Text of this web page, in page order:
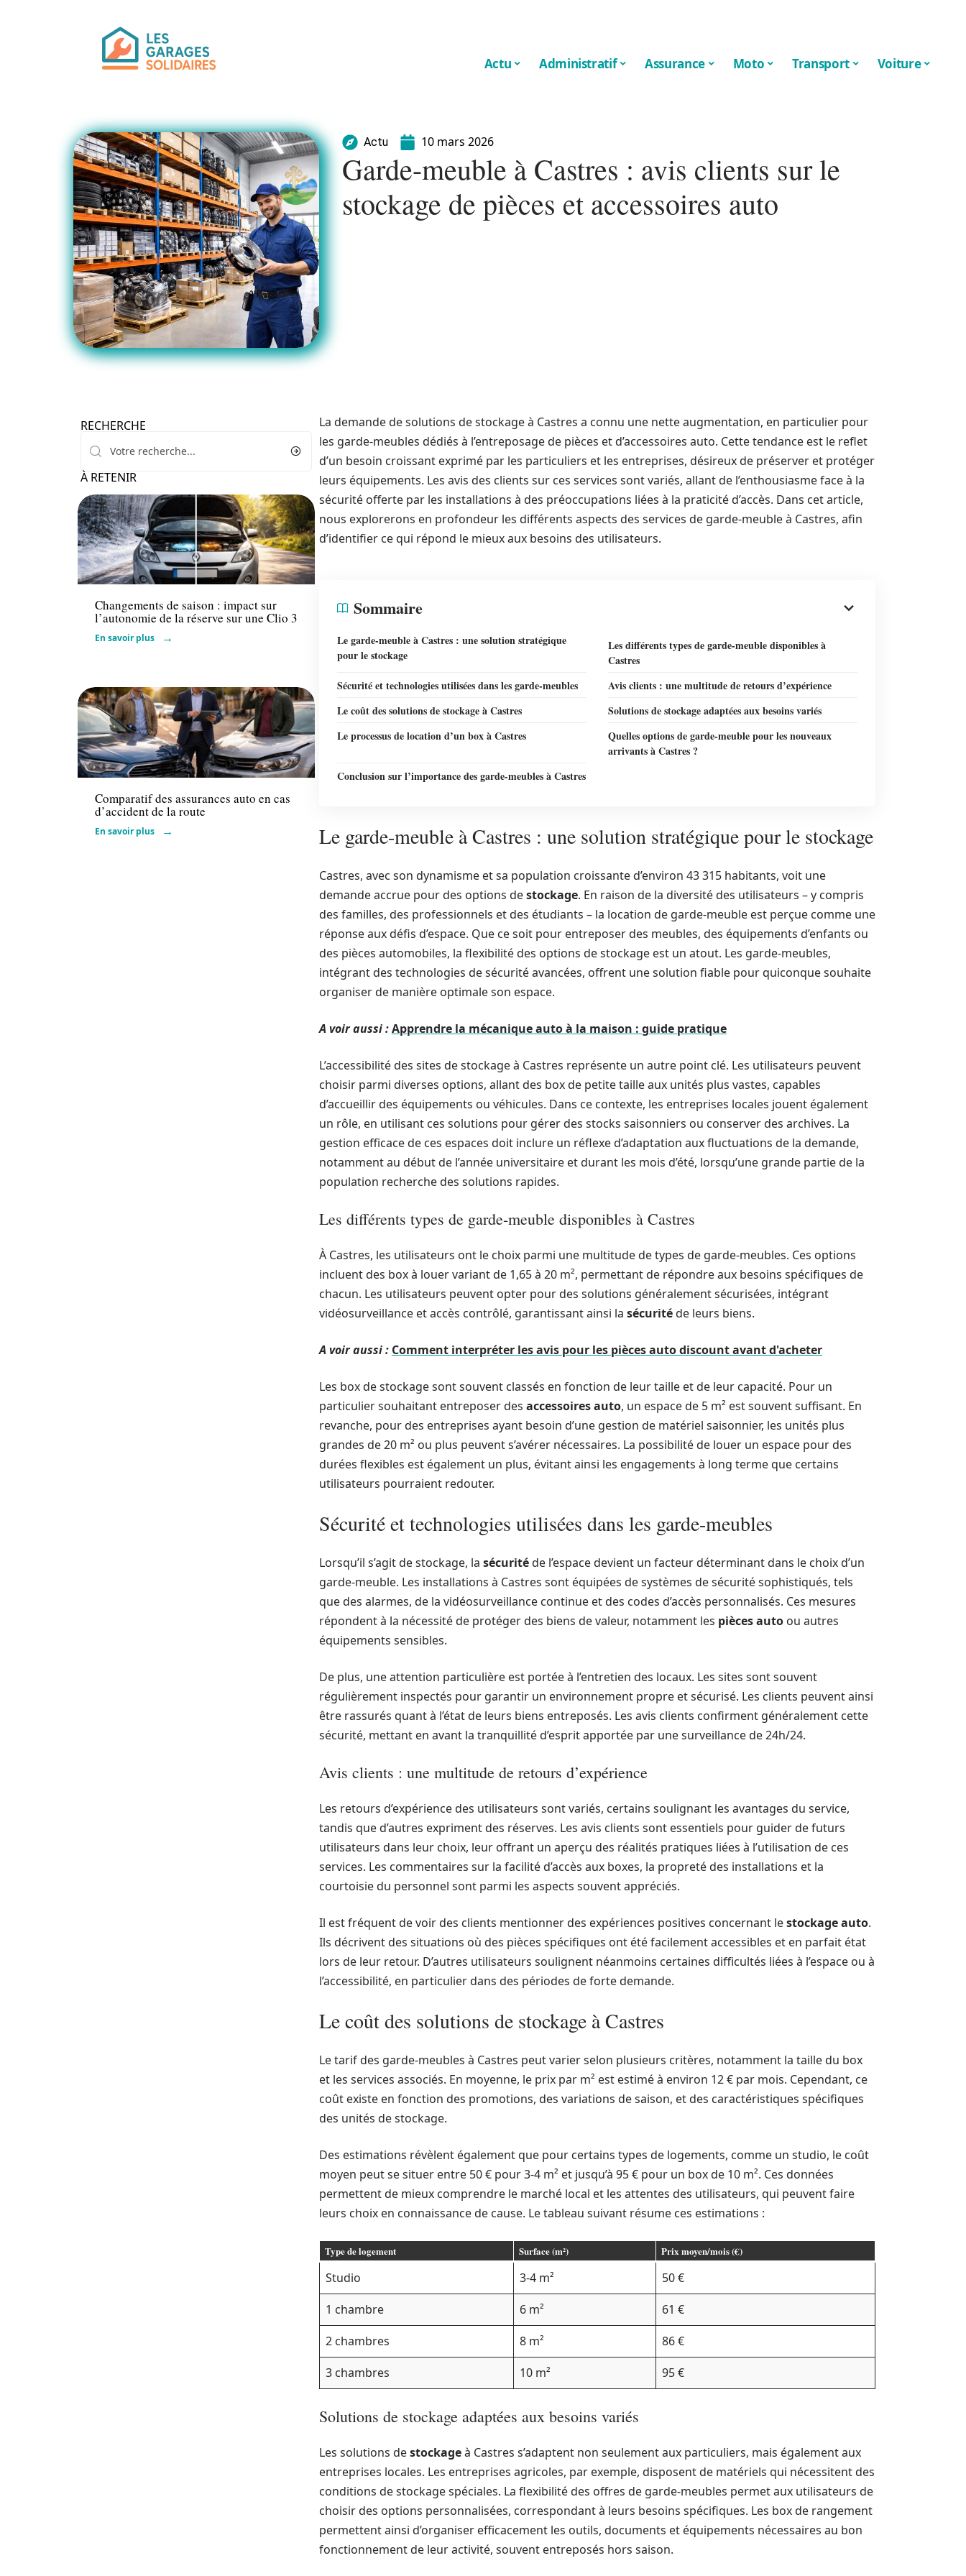
Actu Administratif Assurance Moto Transport Voiture
Actu 10 mars 2026
Garde-meuble à Castres : avis clients sur le
stockage de pièces et accessoires auto
RECHERCHE
À RETENIR
Actu
Changements de saison : impact sur
l’autonomie de la réserve sur une Clio 3
En savoir plus
Assurance
Comparatif des assurances auto en cas
d’accident de la route
En savoir plus
La demande de solutions de stockage à Castres a connu une nette augmentation, en particulier pour
les garde-meubles dédiés à l’entreposage de pièces et d’accessoires auto. Cette tendance est le reflet
d’un besoin croissant exprimé par les particuliers et les entreprises, désireux de préserver et protéger
leurs équipements. Les avis des clients sur ces services sont variés, allant de l’enthousiasme face à la
sécurité offerte par les installations à des préoccupations liées à la praticité d’accès. Dans cet article,
nous explorerons en profondeur les différents aspects des services de garde-meuble à Castres, afin
d’identifier ce qui répond le mieux aux besoins des utilisateurs.
Sommaire
Le garde-meuble à Castres : une solution stratégique
pour le stockage
Les différents types de garde-meuble disponibles à
Castres
Sécurité et technologies utilisées dans les garde-meubles
Avis clients : une multitude de retours d’expérience
Le coût des solutions de stockage à Castres
Solutions de stockage adaptées aux besoins variés
Le processus de location d’un box à Castres
Quelles options de garde-meuble pour les nouveaux
arrivants à Castres ?
Conclusion sur l’importance des garde-meubles à Castres
Le garde-meuble à Castres : une solution stratégique pour le stockage
Castres, avec son dynamisme et sa population croissante d’environ 43 315 habitants, voit une
demande accrue pour des options destockage. En raison de la diversité des utilisateurs – y compris
des familles, des professionnels et des étudiants – la location de garde-meuble est perçue comme une
réponse aux défis d’espace. Que ce soit pour entreposer des meubles, des équipements d’enfants ou
des pièces automobiles, la flexibilité des options de stockage est un atout. Les garde-meubles,
intégrant des technologies de sécurité avancées, offrent une solution fiable pour quiconque souhaite
organiser de manière optimale son espace.
A voir aussi :Apprendre la mécanique auto à la maison : guide pratique
L’accessibilité des sites de stockage à Castres représente un autre point clé. Les utilisateurs peuvent
choisir parmi diverses options, allant des box de petite taille aux unités plus vastes, capables
d’accueillir des équipements ou véhicules. Dans ce contexte, les entreprises locales jouent également
un rôle, en utilisant ces solutions pour gérer des stocks saisonniers ou conserver des archives. La
gestion efficace de ces espaces doit inclure un réflexe d’adaptation aux fluctuations de la demande,
notamment au début de l’année universitaire et durant les mois d’été, lorsqu’une grande partie de la
population recherche des solutions rapides.
Les différents types de garde-meuble disponibles à Castres
À Castres, les utilisateurs ont le choix parmi une multitude de types de garde-meubles. Ces options
incluent des box à louer variant de 1,65 à 20 m², permettant de répondre aux besoins spécifiques de
chacun. Les utilisateurs peuvent opter pour des solutions généralement sécurisées, intégrant
vidéosurveillance et accès contrôlé, garantissant ainsi la sécuritéde leurs biens.
A voir aussi : Comment interpréter les avis pour les pièces auto discount avant d'acheter
Les box de stockage sont souvent classés en fonction de leur taille et de leur capacité. Pour un
particulier souhaitant entreposer des accessoires auto, un espace de 5 m² est souvent suffisant. En
revanche, pour des entreprises ayant besoin d’une gestion de matériel saisonnier, les unités plus
grandes de 20 m² ou plus peuvent s’avérer nécessaires. La possibilité de louer un espace pour des
durées flexibles est également un plus, évitant ainsi les engagements à long terme que certains
utilisateurs pourraient redouter.
Sécurité et technologies utilisées dans les garde-meubles
Lorsqu’il s’agit de stockage, la sécuritéde l’espace devient un facteur déterminant dans le choix d’un
garde-meuble. Les installations à Castres sont équipées de systèmes de sécurité sophistiqués, tels
que des alarmes, de la vidéosurveillance continue et des codes d’accès personnalisés. Ces mesures
répondent à la nécessité de protéger des biens de valeur, notamment les pièces auto ou autres
équipements sensibles.
De plus, une attention particulière est portée à l’entretien des locaux. Les sites sont souvent
régulièrement inspectés pour garantir un environnement propre et sécurisé. Les clients peuvent ainsi
être rassurés quant à l’état de leurs biens entreposés. Les avis clients confirment généralement cette
sécurité, mettant en avant la tranquillité d’esprit apportée par une surveillance de 24h/24.
Avis clients : une multitude de retours d’expérience
Les retours d’expérience des utilisateurs sont variés, certains soulignant les avantages du service,
tandis que d’autres expriment des réserves. Les avis clients sont essentiels pour guider de futurs
utilisateurs dans leur choix, leur offrant un aperçu des réalités pratiques liées à l’utilisation de ces
services. Les commentaires sur la facilité d’accès aux boxes, la propreté des installations et la
courtoisie du personnel sont parmi les aspects souvent appréciés.
Il est fréquent de voir des clients mentionner des expériences positives concernant lestockage auto.
Ils décrivent des situations où des pièces spécifiques ont été facilement accessibles et en parfait état
lors de leur retour. D’autres utilisateurs soulignent néanmoins certaines difficultés liées à l’espace ou à
l’accessibilité, en particulier dans des périodes de forte demande.
Le coût des solutions de stockage à Castres
Le tarif des garde-meubles à Castres peut varier selon plusieurs critères, notamment la taille du box
et les services associés. En moyenne, le prix par m² est estimé à environ 12 € par mois. Cependant, ce
coût existe en fonction des promotions, des variations de saison, et des caractéristiques spécifiques
des unités de stockage.
Des estimations révèlent également que pour certains types de logements, comme un studio, le coût
moyen peut se situer entre 50 € pour 3-4 m² et jusqu’à 95 € pour un box de 10 m². Ces données
permettent de mieux comprendre le marché local et les attentes des utilisateurs, qui peuvent faire
leurs choix en connaissance de cause. Le tableau suivant résume ces estimations :
Type de logement Surface (m²) Prix moyen/mois (€)
Studio 3-4 m²
50 €
1 chambre
6 m²
61 €
2 chambres
8 m²
86 €
3 chambres
10 m² 95 €
Solutions de stockage adaptées aux besoins variés
Les solutions destockageà Castres s’adaptent non seulement aux particuliers, mais également aux
entreprises locales. Les entreprises agricoles, par exemple, disposent de matériels qui nécessitent des
conditions de stockage spéciales. La flexibilité des offres de garde-meubles permet aux utilisateurs de
choisir des options personnalisées, correspondant à leurs besoins spécifiques. Les box de rangement
permettent ainsi d’organiser efficacement les outils, documents et équipements nécessaires au bon
fonctionnement de leur activité, souvent entreposés hors saison.